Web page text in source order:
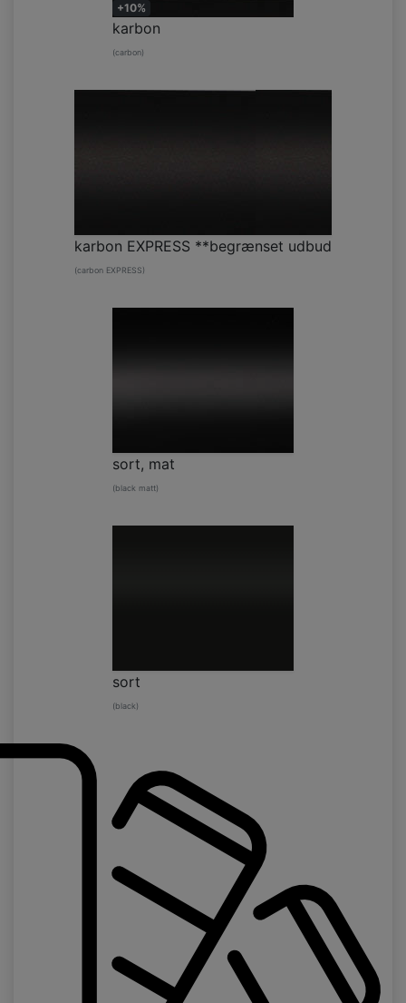
+10%
karbon
(carbon)
karbon EXPRESS **begrænset udbud
(carbon EXPRESS)
sort, mat
(black matt)
sort
(black)